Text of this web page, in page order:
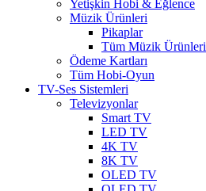
Yetişkin Hobi & Eğlence
Müzik Ürünleri
Pikaplar
Tüm Müzik Ürünleri
Ödeme Kartları
Tüm Hobi-Oyun
TV-Ses Sistemleri
Televizyonlar
Smart TV
LED TV
4K TV
8K TV
OLED TV